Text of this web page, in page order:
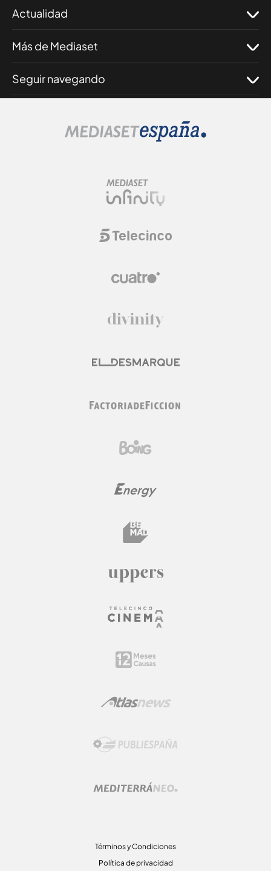
Actualidad
Más de Mediaset
Seguir navegando
Términos y Condiciones
Política de privacidad